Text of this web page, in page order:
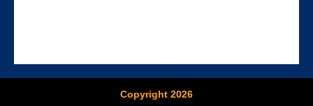
Copyright 2026